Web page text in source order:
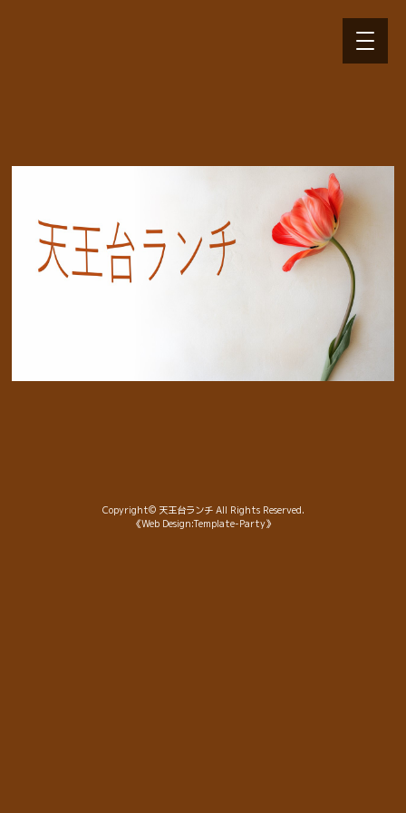
Copyright© 天王台ランチAll Rights Reserved.
《Web Design:Template-Party》